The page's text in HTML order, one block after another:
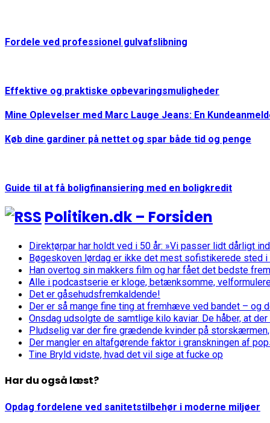
Fordele ved professionel gulvafslibning
Effektive og praktiske opbevaringsmuligheder
Mine Oplevelser med Marc Lauge Jeans: En
Køb dine gardiner på nettet og spar både tid og penge
Guide til at få boligfinansiering med en boligkredit
Politiken.dk – Forsiden
Direktørpar har holdt ved i 50 år: »Vi passer lidt dårligt
Bøgeskoven lørdag er ikke det mest sofistikerede sted
Han overtog sin makkers film og har fået det bedste
Alle i podcastserie er kloge, betænksomme,
Det er gåsehudsfremkaldende!
Der er så mange fine ting at fremhæve ved bandet – og
Onsdag udsolgte de samtlige kilo kaviar. De håber, at
Pludselig var der fire grædende kvinder på
Der mangler en altafgørende faktor i granskningen af
Tine Bryld vidste, hvad det vil sige at fucke op
Har du også læst?
Opdag fordelene ved sanitetstilbehør i moderne miljøer